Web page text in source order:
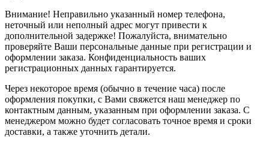
Внимание! Неправильно указанный номер телефона,
неточный или неполный адрес могут привести к
дополнительной задержке! Пожалуйста, внимательно
проверяйте Ваши персональные данные при регистрации и
оформлении заказа. Конфиденциальность ваших
регистрационных данных гарантируется.
Через некоторое время (обычно в течение часа) после
оформления покупки, с Вами свяжется наш менеджер по
контактным данным, указанным при оформлении заказа. С
менеджером можно будет согласовать точное время и сроки
доставки, а также уточнить детали.